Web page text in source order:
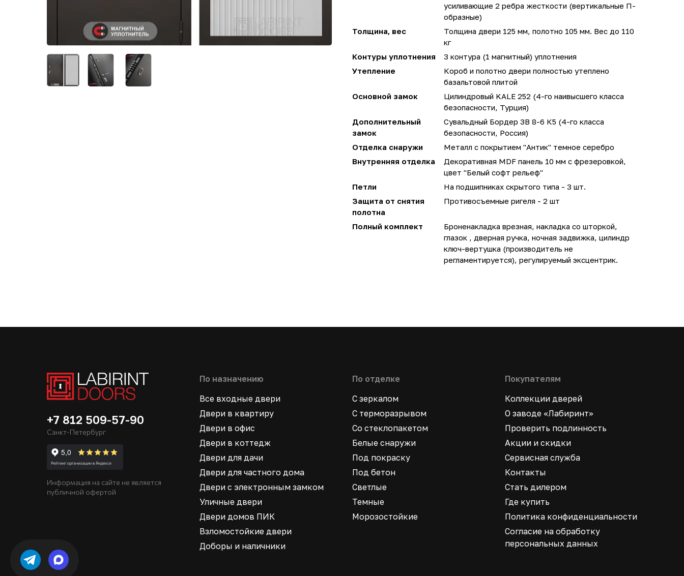
усиливающие 2 ребра жесткости (вертикальные П-
образные)
Толщина, вес
Толщина двери 125 мм, полотно 105 мм. Вес до 110
кг
Контуры уплотнения
3 контура (1 магнитный) уплотнения
Утепление
Короб и полотно двери полностью утеплено
базальтовой плитой
Основной замок
Цилиндровый KALE 252 (4-го наивысшего класса
безопасности, Турция)
Дополнительный
замок
Сувальдный Бордер ЗВ 8-6 К5 (4-го класса
безопасности, Россия)
Отделка снаружи
Металл с покрытием "Антик" темное серебро
Внутренняя отделка
Декоративная MDF панель 10 мм с фрезеровкой,
цвет "Белый софт рельеф"
Петли
На подшипниках скрытого типа - 3 шт.
Защита от снятия
полотна
Противосъемные ригеля - 2 шт
Полный комплект
Броненакладка врезная, накладка со шторкой,
глазок , дверная ручка, ночная задвижка, цилиндр
ключ-вертушка (производитель не
регламентируется), регулируемый эксцентрик.
+7 812 509-57-90
Санкт-Петербург
Информация на сайте не является
публичной офертой
По назначению
Все входные двери
Двери в квартиру
Двери в офис
Двери в коттедж
Двери для дачи
Двери для частного дома
Двери с электронным замком
Уличные двери
Двери домов ПИК
Взломостойкие двери
Доборы и наличники
По отделке
С зеркалом
С терморазрывом
Со стеклопакетом
Белые снаружи
Под покраску
Под бетон
Светлые
Темные
Морозостойкие
Покупателям
Коллекции дверей
О заводе «Лабиринт»
Проверить подлинность
Акции и скидки
Сервисная служба
Контакты
Стать дилером
Где купить
Политика конфиденциальности
Согласие на обработку
персональных данных